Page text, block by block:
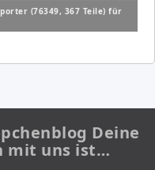
(76349, 367 Teile) für
Deine
mit uns ist…